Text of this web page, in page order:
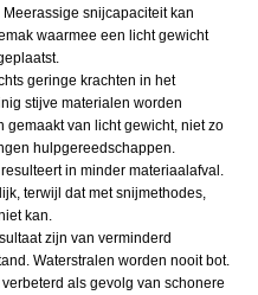
snijcapaciteit kan
waarmee een licht gewicht
geringe krachten in het
stijve materialen worden
gemaakt van licht gewicht, niet zo
hulpgereedschappen.
in minder materiaalafval.
terwijl dat met snijmethodes,
kan.
zijn van verminderd
Waterstralen worden nooit bot.
als gevolg van schonere